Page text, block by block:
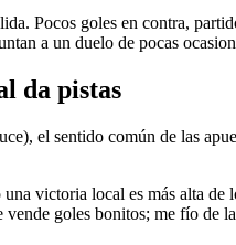
Pocos goles en contra,
a un duelo de pocas
da pistas
el sentido común de las
victoria local es más alta
goles bonitos; me fío de